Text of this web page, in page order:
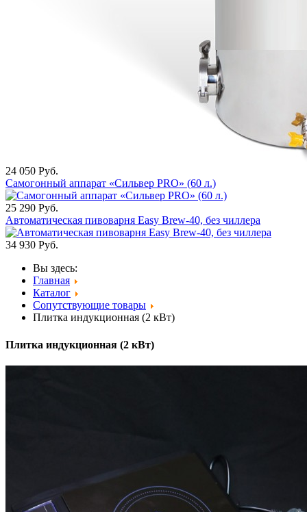
24 050 Руб.
Самогонный аппарат «Сильвер PRO» (60 л.)
25 290 Руб.
Автоматическая пивоварня Easy Brew-40, без чиллера
34 930 Руб.
Вы здесь:
Главная
Каталог
Сопутствующие товары
Плитка индукционная (2 кВт)
Плитка индукционная (2 кВт)